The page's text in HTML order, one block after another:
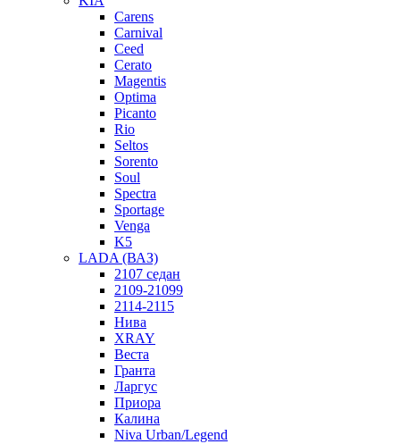
Carens
Carnival
Ceed
Cerato
Magentis
Optima
Picanto
Rio
Seltos
Sorento
Soul
Spectra
Sportage
Venga
K5
LADA (ВАЗ)
2107 седан
2109-21099
2114-2115
Нива
XRAY
Веста
Гранта
Ларгус
Приора
Калина
Niva Urban/Legend